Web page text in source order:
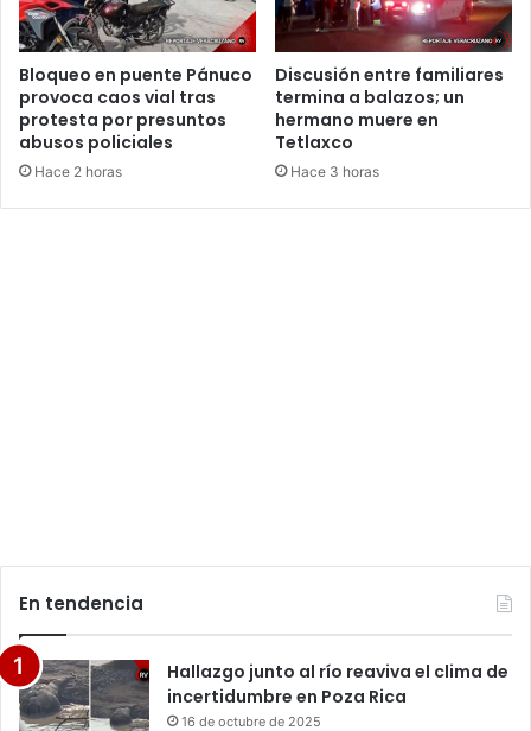
Bloqueo en puente Pánuco
provoca caos vial tras
protesta por presuntos
abusos policiales
Hace 2 horas
Discusión entre familiares
termina a balazos; un
hermano muere en
Tetlaxco
Hace 3 horas
En tendencia
Hallazgo junto al río reaviva el clima de
incertidumbre en Poza Rica
16 de octubre de 2025